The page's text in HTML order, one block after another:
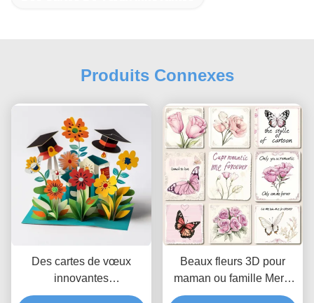
Produits Connexes
Des cartes de vœux
innovantes
personnalisées de style
Beaux fleurs 3D pour
maman ou famille Merci
pour les notes Avancé